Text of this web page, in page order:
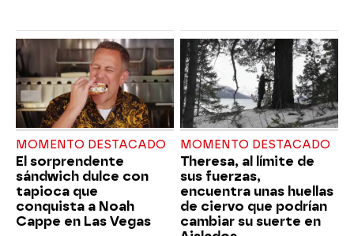
MOMENTO DESTACADO
El sorprendente
sándwich dulce con
tapioca que
conquista a Noah
Cappe en Las Vegas
MOMENTO DESTACADO
Theresa, al límite de
sus fuerzas,
encuentra unas huellas
de ciervo que podrían
cambiar su suerte en